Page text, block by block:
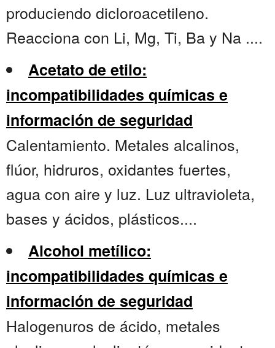
produciendo dicloroacetileno.
Reacciona con Li, Mg, Ti, Ba y Na ....
Acetato de etilo:
incompatibilidades químicas e
información de seguridad
Calentamiento. Metales alcalinos,
flúor, hidruros, oxidantes fuertes,
agua con aire y luz. Luz ultravioleta,
bases y ácidos, plásticos....
Alcohol metílico:
incompatibilidades químicas e
información de seguridad
Halogenuros de ácido, metales